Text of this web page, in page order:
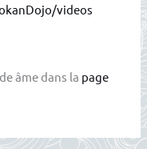
videos
âme dans la page